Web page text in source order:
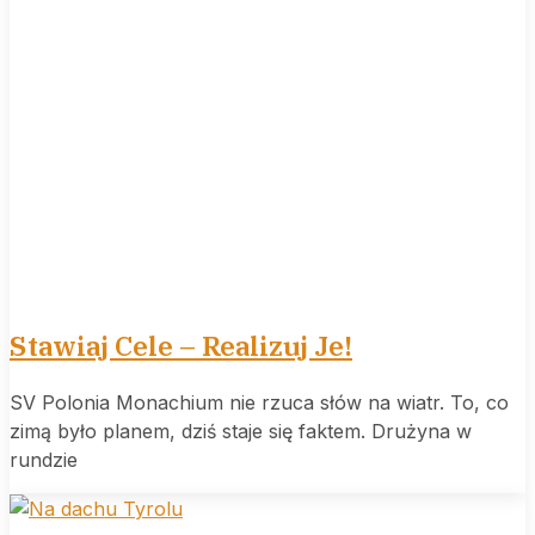
Stawiaj Cele – Realizuj Je!
SV Polonia Monachium nie rzuca słów na wiatr. To, co
zimą było planem, dziś staje się faktem. Drużyna w
rundzie